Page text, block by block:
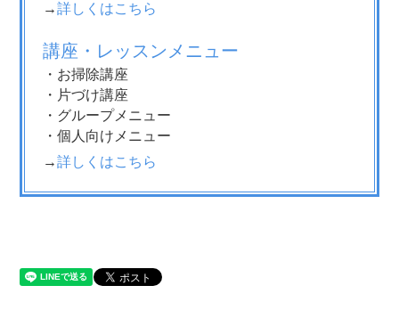
→詳しくはこちら
講座・レッスンメニュー
・お掃除講座
・片づけ講座
・グループメニュー
・個人向けメニュー
→詳しくはこちら